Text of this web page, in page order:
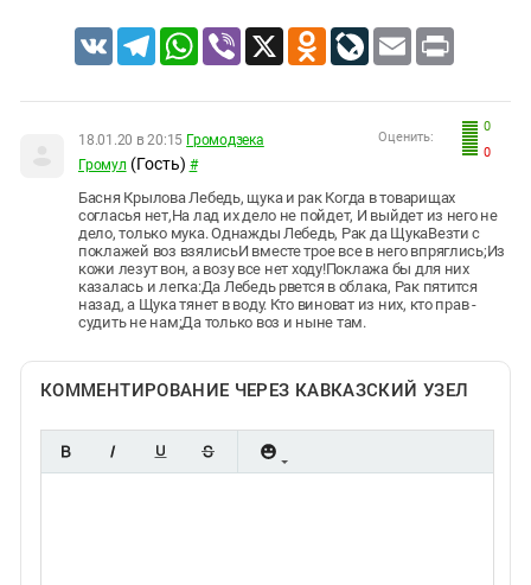
VK TelegramWhatsApp
Viber X Odnoklassniki
LiveJournal
Email Print
0
0
Оценить:
18.01.20 в 20:15 Громодзека
Громул (Гость) #
Басня Крылова Лебедь, щука и рак Когда в товарищах
согласья нет,На лад их дело не пойдет, И выйдет из него не
дело, только мука. Однажды Лебедь, Рак да ЩукаВезти с
поклажей воз взялисьИ вместе трое все в него впряглись;Из
кожи лезут вон, а возу все нет ходу!Поклажа бы для них
казалась и легка:Да Лебедь рвется в облака, Рак пятится
назад, а Щука тянет в воду. Кто виноват из них, кто прав -
судить не нам;Да только воз и ныне там.
КОММЕНТИРОВАНИЕ ЧЕРЕЗ КАВКАЗСКИЙ УЗЕЛ